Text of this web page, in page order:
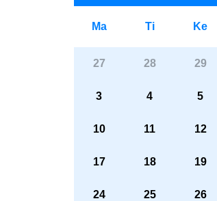
Ma Ti Ke
27 28 29
3 4 5
10 11 12
17 18 19
24 25 26